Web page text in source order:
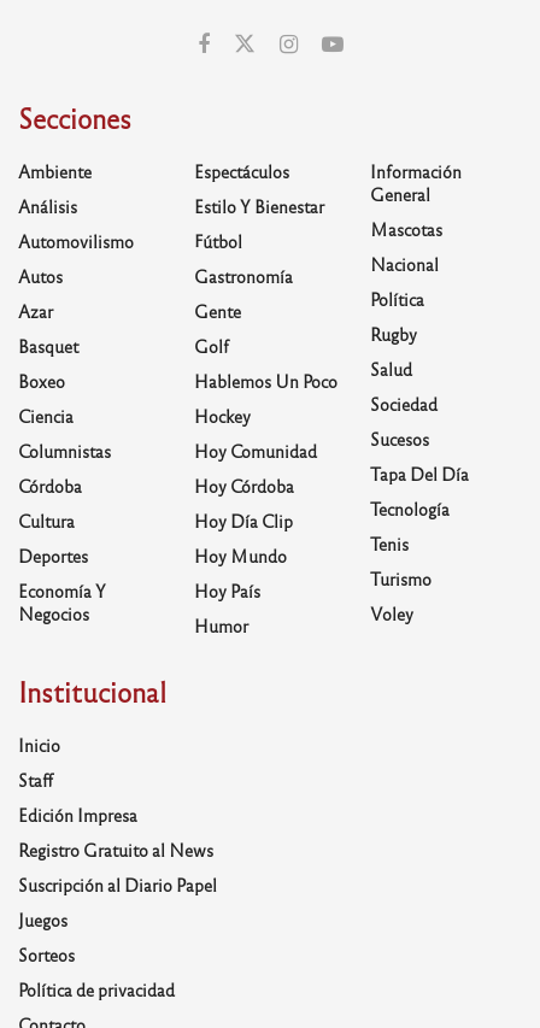
Secciones
Ambiente
Análisis
Automovilismo
Autos
Azar
Basquet
Boxeo
Ciencia
Columnistas
Córdoba
Cultura
Deportes
Economía Y
Negocios
Espectáculos
Estilo Y Bienestar
Fútbol
Gastronomía
Gente
Golf
Hablemos Un Poco
Hockey
Hoy Comunidad
Hoy Córdoba
Hoy Día Clip
Hoy Mundo
Hoy País
Humor
Información
General
Mascotas
Nacional
Política
Rugby
Salud
Sociedad
Sucesos
Tapa Del Día
Tecnología
Tenis
Turismo
Voley
Institucional
Inicio
Staff
Edición Impresa
Registro Gratuito al News
Suscripción al Diario Papel
Juegos
Sorteos
Política de privacidad